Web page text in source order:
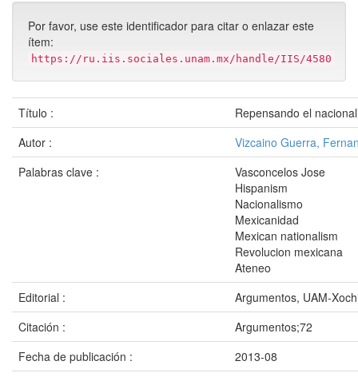
Por favor, use este identificador para citar o enlazar este
ítem:
https://ru.iis.sociales.unam.mx/handle/IIS/4580
Título :
Repensando el
Autor :
Vizcaino Guerra,
Palabras clave :
Vasconcelos Jose
Hispanism
Nacionalismo
Mexicanidad
Mexican nationalism
Revolucion mexicana
Ateneo
Editorial :
Argumentos, UAM-
Citación :
Argumentos;72
Fecha de publicación :
2013-08